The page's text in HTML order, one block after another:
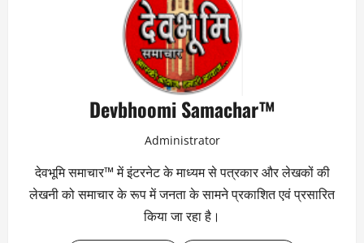
Devbhoomi Samachar™
Administrator
देवभूमि समाचार™ में इंटरनेट के माध्यम से पत्रकार और लेखकों की
लेखनी को समाचार के रूप में जनता के सामने प्रकाशित एवं प्रसारित
किया जा रहा है।